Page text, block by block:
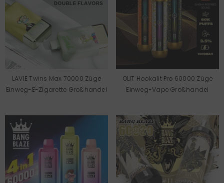
LAVIE Twins Max 70000 Züge
Einweg-E-Zigarette Großhandel
OLIT Hookalit Pro 60000 Züge
Einweg-Vape Großhandel